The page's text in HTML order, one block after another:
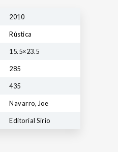
2010
Rústica
15.5×23.5
285
435
Navarro, Joe
Editorial Sirio